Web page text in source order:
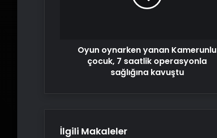
kavuştuOyun oynarken yanan Kamerunlu
çocuk, 7 saatlik operasyonla
sağlığına kavuştu
İlgili Makaleler